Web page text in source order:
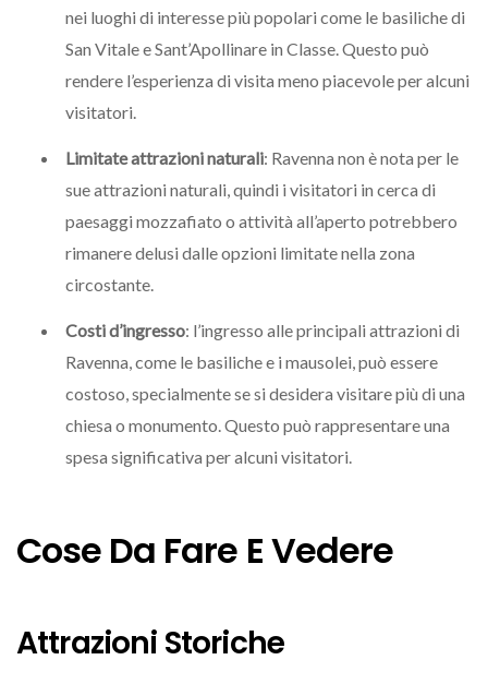
nei luoghi di interesse più popolari come le basiliche di
San Vitale e Sant’Apollinare in Classe. Questo può
rendere l’esperienza di visita meno piacevole per alcuni
visitatori.
Limitate attrazioni naturali: Ravenna non è nota per le
sue attrazioni naturali, quindi i visitatori in cerca di
paesaggi mozzafiato o attività all’aperto potrebbero
rimanere delusi dalle opzioni limitate nella zona
circostante.
Costi d’ingresso: l’ingresso alle principali attrazioni di
Ravenna, come le basiliche e i mausolei, può essere
costoso, specialmente se si desidera visitare più di una
chiesa o monumento. Questo può rappresentare una
spesa significativa per alcuni visitatori.
Cose Da Fare E Vedere
Attrazioni Storiche